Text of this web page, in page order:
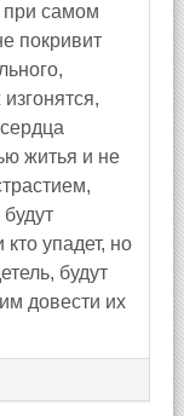
при самом
покривит
житья и не
упадет, но
будут
довести их